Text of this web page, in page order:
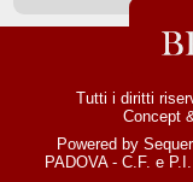
Tutti i diritti
Concept
Powered by
PADOVA - C.F. e